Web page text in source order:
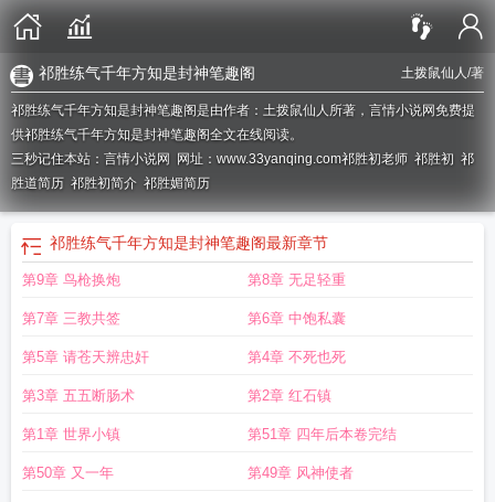
土拨鼠仙人/著
祁胜练气千年方知是封神笔趣阁
祁胜练气千年方知是封神笔趣阁是由作者：土拨鼠仙人所著，言情小说网免费提
供祁胜练气千年方知是封神笔趣阁全文在线阅读。
三秒记住本站：言情小说网 网址：www.33yanqing.com祁胜初老师 祁胜初 祁
胜道简历 祁胜初简介 祁胜媚简历
祁胜练气千年方知是封神笔趣阁最新章节
第9章 鸟枪换炮 第8章 无足轻重
第7章 三教共签 第6章 中饱私囊
第5章 请苍天辨忠奸 第4章 不死也死
第3章 五五断肠术 第2章 红石镇
第1章 世界小镇 第51章 四年后本卷完结
第50章 又一年 第49章 风神使者